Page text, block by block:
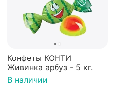
Конфеты КОНТИ
Живинка арбуз - 5 кг.
В наличии